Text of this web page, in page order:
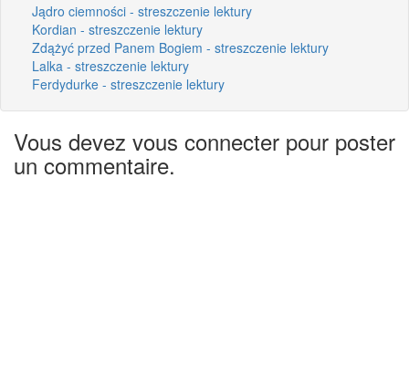
Jądro ciemności - streszczenie lektury
Kordian - streszczenie lektury
Zdążyć przed Panem Bogiem - streszczenie lektury
Lalka - streszczenie lektury
Ferdydurke - streszczenie lektury
Vous devez vous connecter pour poster
un commentaire.